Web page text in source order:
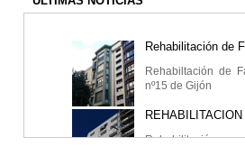
Rehabilitación de
Rehabiltación de
nº15 de Gijón
Rehabilitación